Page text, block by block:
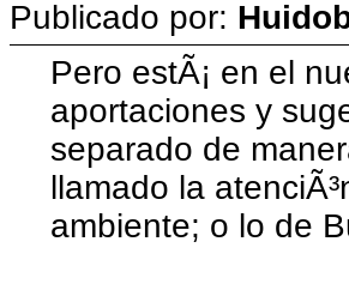
Publicado por:
Pero estÃ¡ en el
aportaciones y
separado de
llamado la
ambiente; o lo de